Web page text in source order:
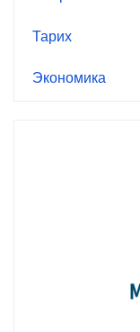
Тарих
Экономика